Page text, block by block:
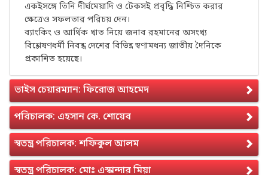
একইসঙ্গে তিনি দীর্ঘমেয়াদি ও টেকসই প্রবৃদ্ধি নিশ্চিত করার
ক্ষেত্রেও সফলতার পরিচয় দেন।
ব্যাংকিং ও আর্থিক খাত নিয়ে জনাব রহমানের অসংখ্য
বিশ্লেষণধর্মী নিবন্ধ দেশের বিভিন্ন স্বণামধন্য জাতীয় দৈনিকে
প্রকাশিত হয়েছে।
ভাইস চেয়ারম্যান: ফিরোজ আহমেদ
পরিচালক: এহসান কে. শোয়েব
স্বতন্ত্র পরিচালক: শফিকুল আলম
স্বতন্ত্র পরিচালক: মোঃ এস্কান্দার মিয়া